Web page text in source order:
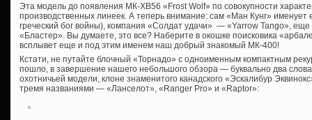
Эта модель до появления МК-XB56 «Frost Wolf» по совокупности
производственных линеек. А теперь внимание: сам «Ман Кунг» именует
греческий бог войны), компания «Солдат удачи» — «Yarrow Tango»,
«Бластер». Вы думаете, это все? Наберите в окошке поисковика
всплывет еще и под этим именем наш добрый знакомый МК-400!
Кстати, не путайте блочный «Торнадо» с одноименным компактным
пошло, в завершение нашего небольшого обзора — буквально два
охотничьей модели, клоне знаменитого канадского «Эскалибур
тремя названиями — «Ланселот», «Ranger Pro» и «Raptor»: